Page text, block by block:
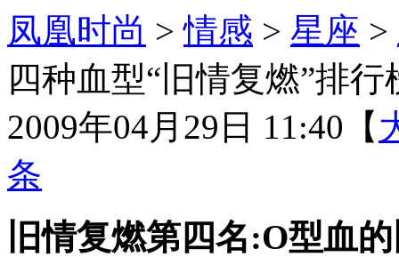
凤凰时尚 >情感 > 星座 >
四种血型“旧情复燃”排行
2009年04月29日 11:40 【
条
旧情复燃第四名:O型血